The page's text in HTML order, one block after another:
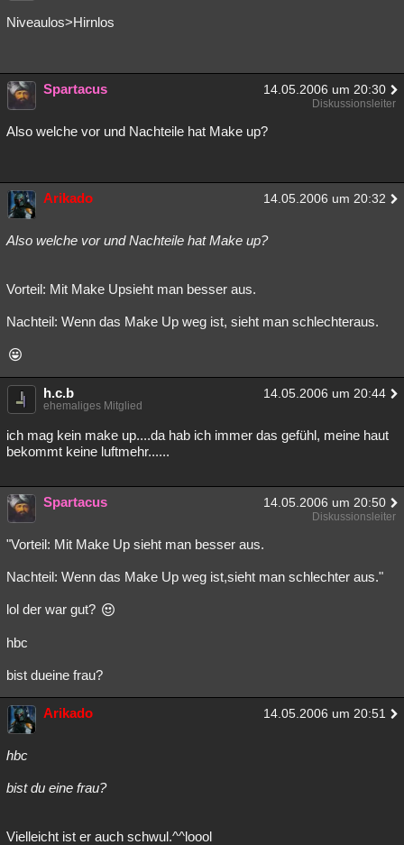
Niveaulos>Hirnlos
Spartacus 14.05.2006 um 20:30
Diskussionsleiter
Also welche vor und Nachteile hat Make up?
Arikado 14.05.2006 um 20:32
Also welche vor und Nachteile hat Make up?
Vorteil: Mit Make Upsieht man besser aus.
Nachteil: Wenn das Make Up weg ist, sieht man schlechteraus.
h.c.b 14.05.2006 um 20:44
ehemaliges Mitglied
ich mag kein make up....da hab ich immer das gefühl, meine haut
bekommt keine luftmehr......
Spartacus 14.05.2006 um 20:50
Diskussionsleiter
"Vorteil: Mit Make Up sieht man besser aus.
Nachteil: Wenn das Make Up weg ist,sieht man schlechter aus."
lol der war gut?
hbc
bist dueine frau?
Arikado 14.05.2006 um 20:51
hbc
bist du eine frau?
Vielleicht ist er auch schwul.^^loool